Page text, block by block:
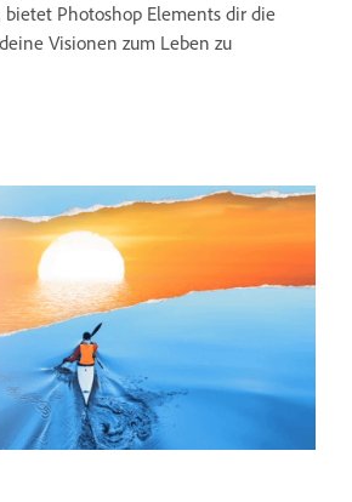
Photoshop Elements dir die
Visionen zum Leben zu